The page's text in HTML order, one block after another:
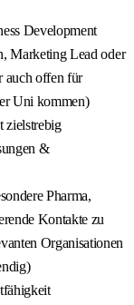
Development
Marketing Lead oder
auch offen für
Uni kommen)
zielstrebig
&
Pharma,
Kontakte zu
Organisationen